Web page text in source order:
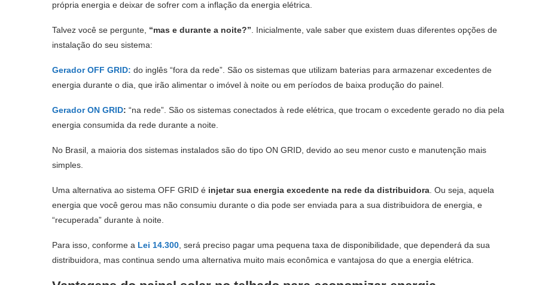
própria energia e deixar de sofrer com a inflação da energia elétrica.
Talvez você se pergunte, “mas e durante a noite?” . Inicialmente, vale saber que existem duas diferentes opções de
instalação do seu sistema:
Gerador OFF GRID: do inglês “fora da rede”. São os sistemas que utilizam baterias para armazenar excedentes de
energia durante o dia, que irão alimentar o imóvel à noite ou em períodos de baixa produção do painel.
Gerador ON GRID: “na rede”. São os sistemas conectados à rede elétrica, que trocam o excedente gerado no dia pela
energia consumida da rede durante a noite.
No Brasil, a maioria dos sistemas instalados são do tipo ON GRID, devido ao seu menor custo e manutenção mais
simples.
Uma alternativa ao sistema OFF GRID é injetar sua energia excedente na rede da distribuidora . Ou seja, aquela
energia que você gerou mas não consumiu durante o dia pode ser enviada para a sua distribuidora de energia, e
“recuperada” durante à noite.
Para isso, conforme a Lei 14.300 , será preciso pagar uma pequena taxa de disponibilidade, que dependerá da sua
distribuidora, mas continua sendo uma alternativa muito mais econômica e vantajosa do que a energia elétrica.